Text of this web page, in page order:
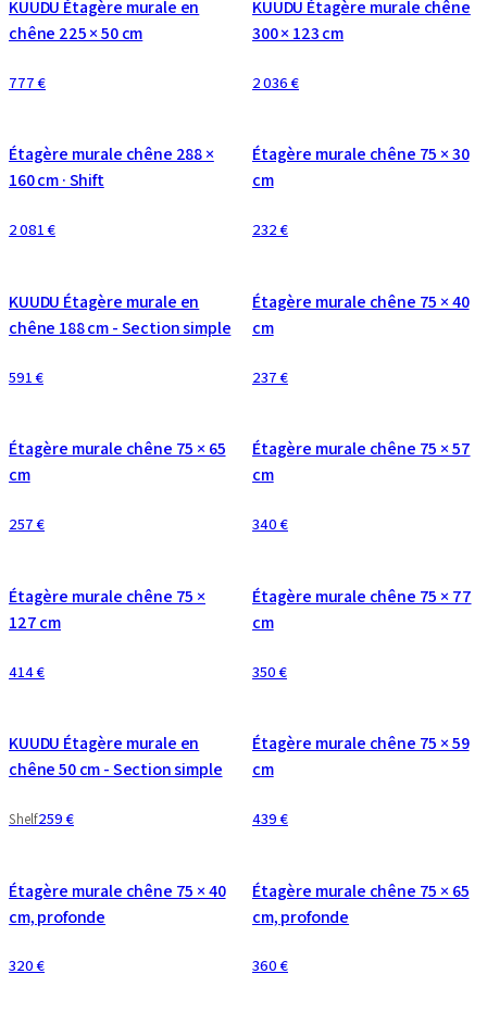
KUUDU Étagère murale en
chêne 225 × 50 cm
777 €
KUUDU Étagère murale chêne
300 × 123 cm
2 036 €
Étagère murale chêne 288 ×
160 cm · Shift
2 081 €
Étagère murale chêne 75 × 30
cm
232 €
KUUDU Étagère murale en
chêne 188 cm - Section simple
591 €
Étagère murale chêne 75 × 40
cm
237 €
Étagère murale chêne 75 × 65
cm
257 €
Étagère murale chêne 75 × 57
cm
340 €
Étagère murale chêne 75 ×
127 cm
414 €
Étagère murale chêne 75 × 77
cm
350 €
KUUDU Étagère murale en
chêne 50 cm - Section simple
Shelf259 €
Étagère murale chêne 75 × 59
cm
439 €
Étagère murale chêne 75 × 40
cm, profonde
320 €
Étagère murale chêne 75 × 65
cm, profonde
360 €